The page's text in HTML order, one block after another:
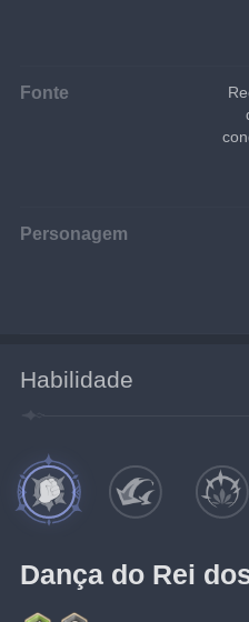
Fonte
Personagem
Habilidade
Dança do Rei